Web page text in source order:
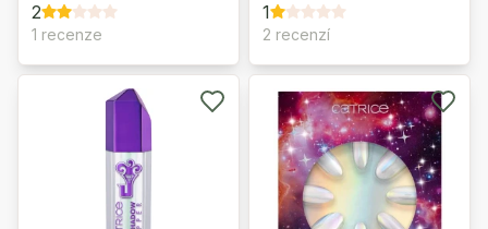
2
1 recenze
1
2 recenzí